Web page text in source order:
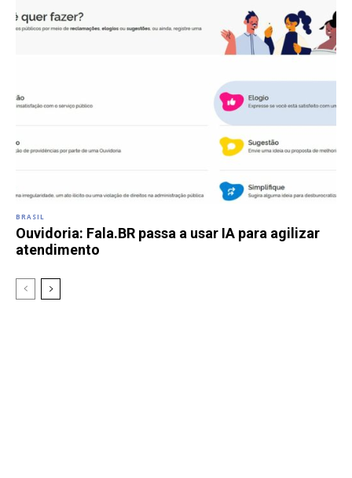
BRASIL
Ouvidoria: Fala.BR passa a usar IA para agilizar
atendimento